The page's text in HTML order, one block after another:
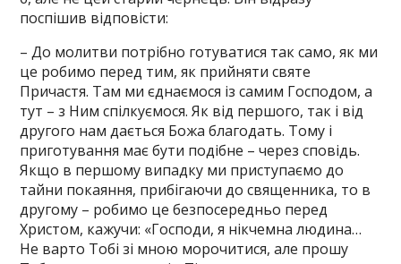
поспішив відповісти:
– До молитви потрібно готуватися так само, як ми
це робимо перед тим, як прийняти святе
Причастя. Там ми єднаємося із самим Господом, а
тут – з Ним спілкуємося. Як від першого, так і від
другого нам дається Божа благодать. Тому і
приготування має бути подібне – через сповідь.
Якщо в першому випадку ми приступаємо до
тайни покаяння, прибігаючи до священника, то в
другому – робимо це безпосередньо перед
Христом, кажучи: «Господи, я нікчемна людина…
Не варто Тобі зі мною морочитися, але прошу